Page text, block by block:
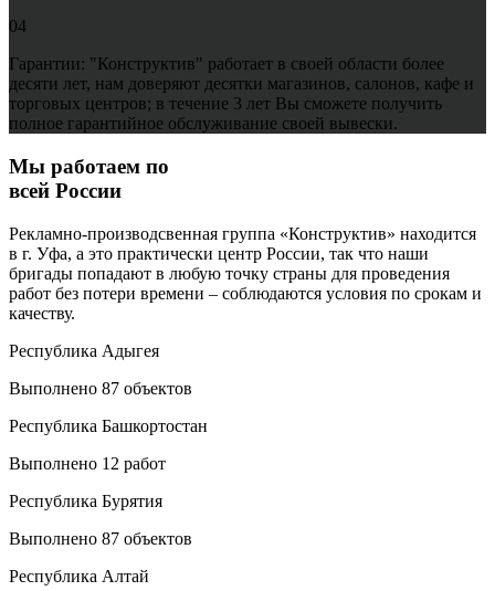
04
Гарантии: "Конструктив" работает в своей области более
десяти лет, нам доверяют десятки магазинов, салонов, кафе и
торговых центров; в течение 3 лет Вы сможете получить
полное гарантийное обслуживание своей вывески.
Мы работаем по
всей России
Рекламно-производсвенная группа «Конструктив» находится
в г. Уфа, а это практически центр России, так что наши
бригады попадают в любую точку страны для проведения
работ без потери времени – соблюдаются условия по срокам и
качеству.
Республика Адыгея
Выполнено 87 объектов
Республика Башкортостан
Выполнено 12 работ
Республика Бурятия
Выполнено 87 объектов
Республика Алтай